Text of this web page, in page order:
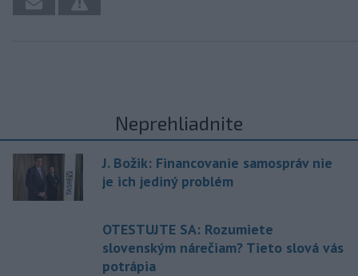
Neprehliadnite
J. Božik: Financovanie samospráv nie
je ich jediný problém
OTESTUJTE SA: Rozumiete
slovenským nárečiam? Tieto slová vás
potrápia